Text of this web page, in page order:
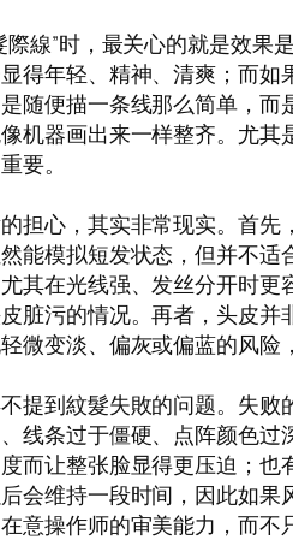
際線”时，最关心的就是效
得年轻、精神、清爽；而如
随便描一条线那么简单，
机器画出来一样整齐。尤
要。
担心，其实非常现实。首先
能模拟短发状态，但并不
其在光线强、发丝分开时更
脏污的情况。再者，头皮
微变淡、偏灰或偏蓝的风险
提到紋髮失敗的问题。失
线条过于僵硬、点阵颜色
而让整张脸显得更压迫；
会维持一段时间，因此如
意操作师的审美能力，而不